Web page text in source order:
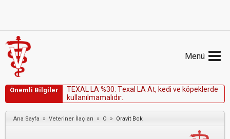
Menü
Önemli Bilgiler TEXAL LA %30: Texa LA At, kedi ve köpekerde
ku anı mama ıdır
Ana Sayfa » Veteriner İlaçları » O » Oravit Bck